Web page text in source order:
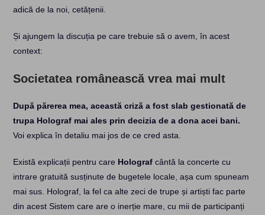
adică de la noi, cetățenii.
Și ajungem la discuția pe care trebuie să o avem, în acest
context:
Societatea românească vrea mai mult
După părerea mea, această criză a fost slab gestionată de
trupa Holograf mai ales prin decizia de a dona acei bani.
Voi explica în detaliu mai jos de ce cred asta.
Există explicații pentru care Holograf cântă la concerte cu
intrare gratuită susținute de bugetele locale, așa cum spuneam
mai sus. Holograf, la fel ca alte zeci de trupe și artiști fac parte
din acest Sistem care are o inerție mare, cu mii de participanți